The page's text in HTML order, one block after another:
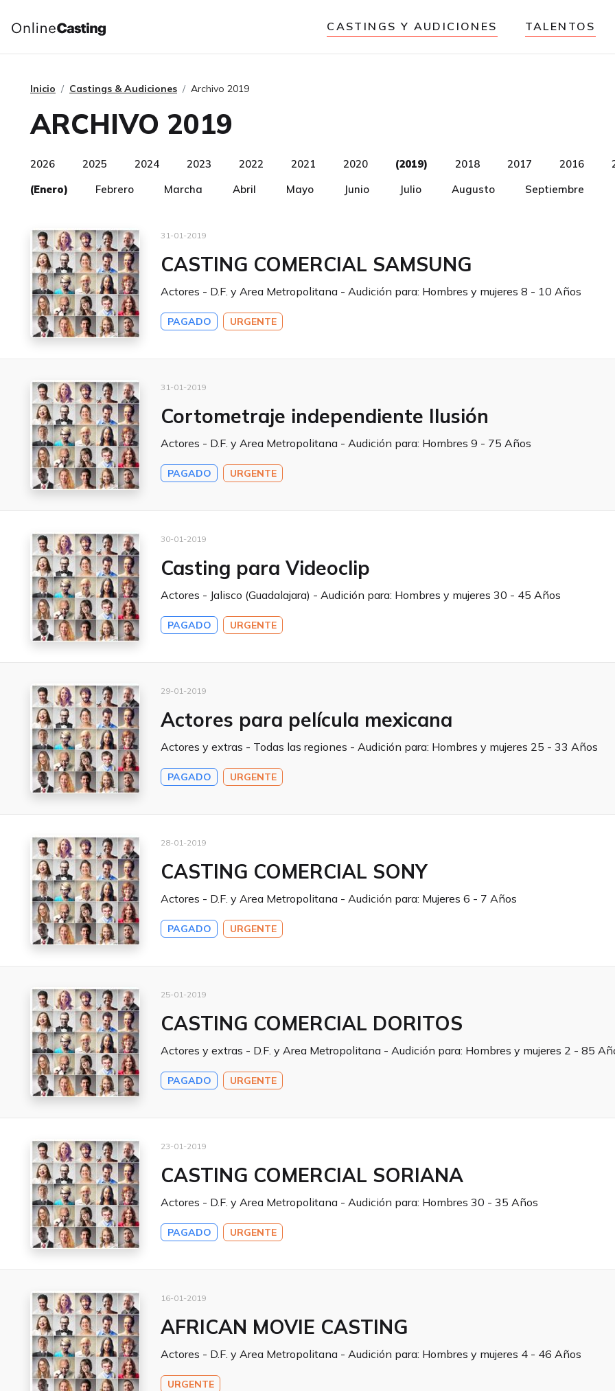
CASTINGS Y AUDICIONES TALENTOS
Inicio Castings & Audiciones Archivo 2019
ARCHIVO 2019
2026 2025 2024 2023 2022 2021 2020 (2019) 2018 2017 2016
(Enero)
Febrero Marcha Abril Mayo Junio Julio Augusto Septiembre
31-01-2019
CASTING COMERCIAL SAMSUNG
Actores - D.F. y Area Metropolitana - Audición para: Hombres y mujeres 8 - 10 Años
PAGADO URGENTE
31-01-2019
Cortometraje independiente Ilusión
Actores - D.F. y Area Metropolitana - Audición para: Hombres 9 - 75 Años
PAGADO URGENTE
30-01-2019
Casting para Videoclip
Actores - Jalisco (Guadalajara) - Audición para: Hombres y mujeres 30 - 45 Años
PAGADO URGENTE
29-01-2019
Actores para película mexicana
Actores y extras - Todas las regiones - Audición para: Hombres y mujeres 25 - 33 Años
PAGADO URGENTE
28-01-2019
CASTING COMERCIAL SONY
Actores - D.F. y Area Metropolitana - Audición para: Mujeres 6 - 7 Años
PAGADO URGENTE
25-01-2019
CASTING COMERCIAL DORITOS
Actores y extras - D.F. y Area Metropolitana - Audición para: Hombres y mujeres 2 - 85
PAGADO URGENTE
23-01-2019
CASTING COMERCIAL SORIANA
Actores - D.F. y Area Metropolitana - Audición para: Hombres 30 - 35 Años
PAGADO URGENTE
16-01-2019
AFRICAN MOVIE CASTING
Actores - D.F. y Area Metropolitana - Audición para: Hombres y mujeres 4 - 46 Años
URGENTE